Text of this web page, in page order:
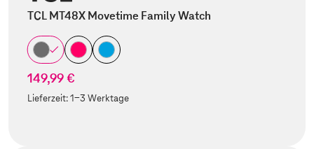
TCL MT48X Movetime Family Watch
149,99 €
Lieferzeit:1-3 Werktage